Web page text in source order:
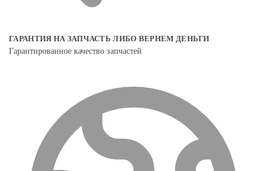
ГАРАНТИЯ НА ЗАПЧАСТЬ ЛИБО ВЕРНЕМ ДЕНЬГИ
Гарантированное качество запчастей